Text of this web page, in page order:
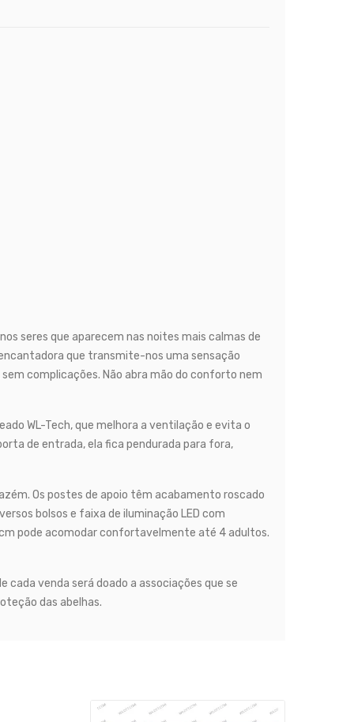
seres que aparecem nas noites mais calmas de
que transmite-nos uma sensação
complicações. Não abra mão do conforto nem
WL-Tech, que melhora a ventilação e evita o
de entrada, ela fica pendurada para fora,
Os postes de apoio têm acabamento roscado
bolsos e faixa de iluminação LED com
pode acomodar confortavelmente até 4 adultos.
cada venda será doado a associações que se
das abelhas.